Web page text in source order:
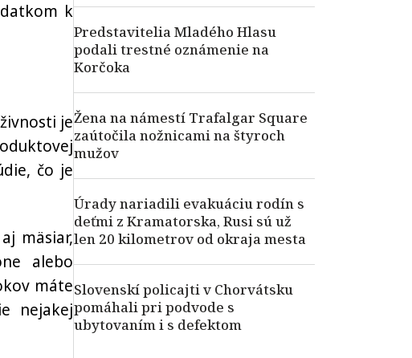
k
je
, čo je
mäsiar,
alebo
máte
nejakej
Predstavitelia Mladého Hlasu
podali trestné oznámenie na
Korčoka
Žena na námestí Trafalgar Square
zaútočila nožnicami na štyroch
mužov
Úrady nariadili evakuáciu rodín s
deťmi z Kramatorska, Rusi sú už
len 20 kilometrov od okraja mesta
Slovenskí policajti v Chorvátsku
pomáhali pri podvode s
ubytovaním i s defektom